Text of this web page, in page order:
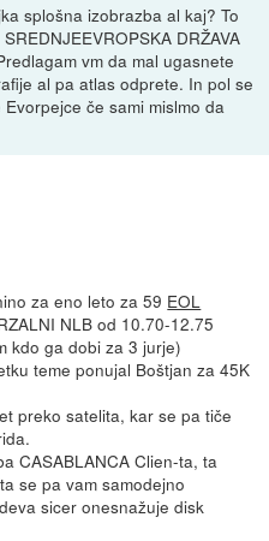
splošna izobrazba al kaj? To
DRŽAVA
vm da mal ugasnete
al pa atlas odprete. In pol se
če sami mislmo da
za eno leto za 59 EOL
NLB od 10.70-12.75
kdo ga dobi za 3 jurje)
teme ponujal Boštjan za 45K
preko satelita, kar se pa tiče
CASABLANCA Clien-ta, ta
se pa vam samodejno
sicer onesnažuje disk